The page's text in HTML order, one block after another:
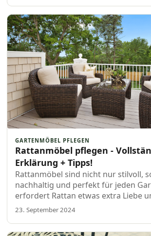
gut beständig…
GARTENMÖBEL PFLEGEN
Rattanmöbel pflegen -
Erklärung + Tipps!
Rattanmöbel sind nicht nur stilvoll,
nachhaltig und perfekt für jeden
erfordert Rattan etwas extra Liebe
Aufmerksamkeit, um es schön zu
diesem Blogbeitrag teilen wir alle
23. September 2024